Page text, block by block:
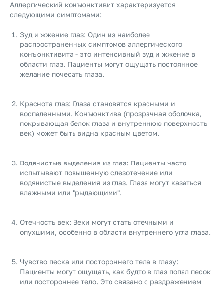
Аллергический конъюнктивит характеризуется
следующими симптомами:
Зуд и жжение глаз: Один из наиболее
распространенных симптомов аллергического
конъюнктивита - это интенсивный зуд и жжение в
области глаз. Пациенты могут ощущать постоянное
желание почесать глаза.
Краснота глаз: Глаза становятся красными и
воспаленными. Конъюнктива (прозрачная оболочка,
покрывающая белок глаза и внутреннюю поверхность
век) может быть видна красным цветом.
Водянистые выделения из глаз: Пациенты часто
испытывают повышенную слезотечение или
водянистые выделения из глаз. Глаза могут казаться
влажными или "рыдающими".
Отечность век: Веки могут стать отечными и
опухшими, особенно в области внутреннего угла глаза.
Чувство песка или постороннего тела в глазу:
Пациенты могут ощущать, как будто в глаз попал песок
или постороннее тело. Это связано с раздражением